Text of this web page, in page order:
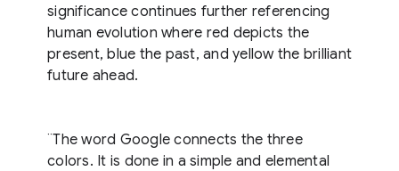
significance continues further referencing
human evolution where red depicts the
present, blue the past, and yellow the brilliant
future ahead.
¨The word Google connects the three
colors. It is done in a simple and elemental